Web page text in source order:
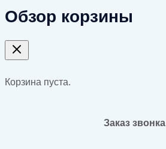
Обзор корзины
Корзина пуста.
Заказ звонка